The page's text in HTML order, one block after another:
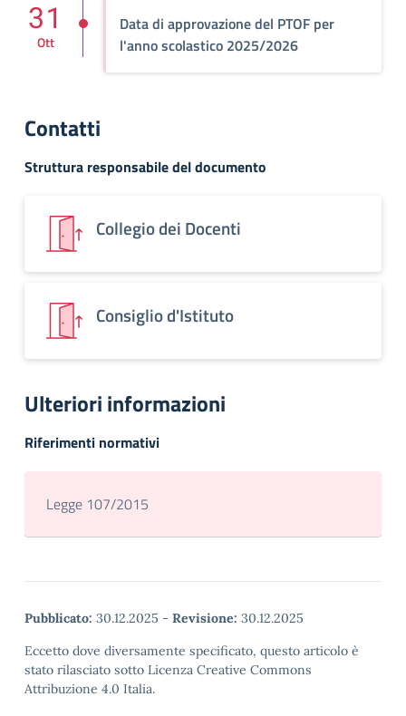
Data di approvazione del PTOF per
l'anno scolastico 2025/2026
31
Ott
Contatti
Struttura responsabile del documento
Collegio dei Docenti
Consiglio d'Istituto
Ulteriori informazioni
Riferimenti normativi
Legge 107/2015
Pubblicato: 30.12.2025 - Revisione: 30.12.2025
Eccetto dove diversamente specificato, questo articolo è
stato rilasciato sotto Licenza Creative Commons
Attribuzione 4.0 Italia.